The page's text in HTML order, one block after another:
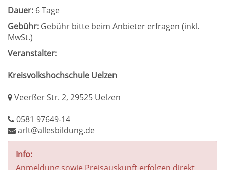
Dauer: 6 Tage
Gebühr: Gebühr bitte beim Anbieter erfragen (inkl.
MwSt.)
Veranstalter:
Kreisvolkshochschule Uelzen
Veerßer Str. 2, 29525 Uelzen
0581 97649-14
arlt@allesbildung.de
Info: